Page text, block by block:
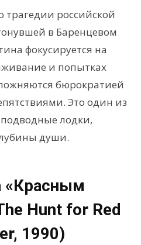
трагедии российской
в Баренцевом
фокусируется на
и попытках
бюрократией
Это один из
лодки,
души.
«Красным
Hunt for Red
1990)